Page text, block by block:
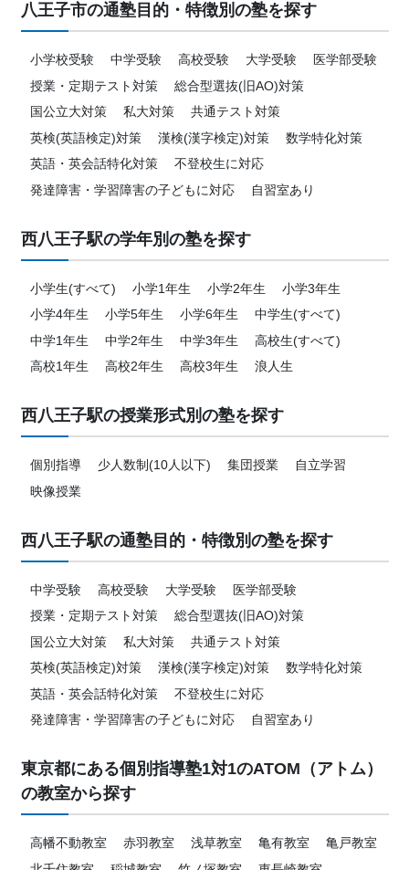
八王子市の通塾目的・特徴別の塾を探す
小学校受験 中学受験 高校受験 大学受験
医学部受験
授業・定期テスト対策
総合型選抜(旧AO)対策
国公立大対策
私大対策
共通テスト対策
英検(英語検定)対策
漢検(漢字検定)対策
数学特化対策
英語・英会話特化対策
不登校生に対応
発達障害・学習障害の子どもに対応
自習室あり
西八王子駅の学年別の塾を探す
小学生(すべて) 小学1年生 小学2年生
小学3年生
小学4年生
小学5年生 小学6年生
中学生(すべて)
中学1年生
中学2年生 中学3年生
高校生(すべて)
高校1年生
高校2年生 高校3年生 浪人生
西八王子駅の授業形式別の塾を探す
個別指導 少人数制(10人以下) 集団授業
自立学習
映像授業
西八王子駅の通塾目的・特徴別の塾を探す
中学受験 高校受験 大学受験
医学部受験
授業・定期テスト対策
総合型選抜(旧AO)対策
国公立大対策
私大対策
共通テスト対策
英検(英語検定)対策
漢検(漢字検定)対策
数学特化対策
英語・英会話特化対策
不登校生に対応
発達障害・学習障害の子どもに対応
自習室あり
東京都にある個別指導塾1対1のATOM（アトム）
の教室から探す
高幡不動教室 赤羽教室 浅草教室 亀有教室
亀戸教室